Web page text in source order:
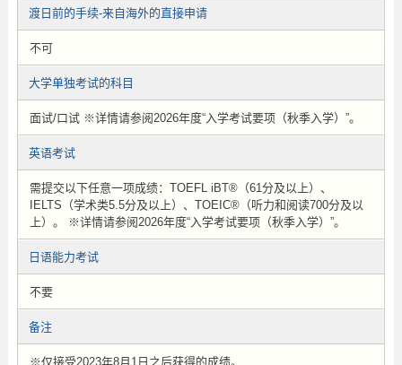
渡日前的手续-来自海外的直接申请
不可
大学单独考试的科目
面试/口试 ※详情请参阅2026年度“入学考试要项（秋季入学）”。
英语考试
需提交以下任意一项成绩：TOEFL iBT®（61分及以上）、
IELTS（学术类5.5分及以上）、TOEIC®（听力和阅读700分及以
上）。 ※详情请参阅2026年度“入学考试要项（秋季入学）”。
日语能力考试
不要
备注
※仅接受2023年8月1日之后获得的成绩。